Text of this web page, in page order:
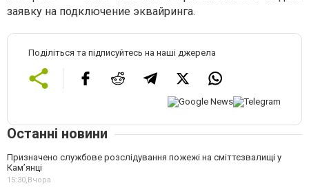
заявку на подключение эквайринга.
Поділіться та підписуйтесь на наші джерела
Останні новини
Призначено службове розслідування пожежі на сміттєзвалищі у
Кам’янці
15:30,Вчора